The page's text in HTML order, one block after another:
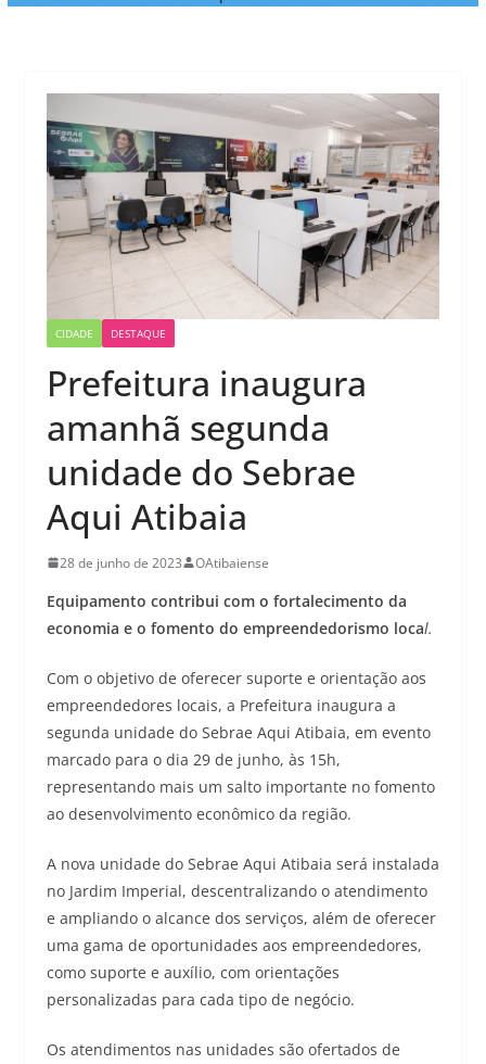
CIDADE DESTAQUE
Prefeitura inaugura
amanhã segunda
unidade do Sebrae
Aqui Atibaia
28 de junho de 2023 OAtibaiense
Equipamento contribui com o fortalecimento da
economia e o fomento do empreendedorismo local.
Com o objetivo de oferecer suporte e orientação aos
empreendedores locais, a Prefeitura inaugura a
segunda unidade do Sebrae Aqui Atibaia, em evento
marcado para o dia 29 de junho, às 15h,
representando mais um salto importante no fomento
ao desenvolvimento econômico da região.
A nova unidade do Sebrae Aqui Atibaia será instalada
no Jardim Imperial, descentralizando o atendimento
e ampliando o alcance dos serviços, além de oferecer
uma gama de oportunidades aos empreendedores,
como suporte e auxílio, com orientações
personalizadas para cada tipo de negócio.
Os atendimentos nas unidades são ofertados de